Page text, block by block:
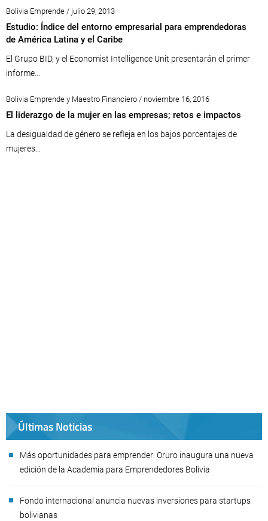
Bolivia Emprende / julio 29, 2013
Estudio: Índice del entorno empresarial para emprendedoras
de América Latina y el Caribe
El Grupo BID, y el Economist Intelligence Unit presentarán el primer
informe...
Bolivia Emprende y Maestro Financiero / noviembre 16, 2016
El liderazgo de la mujer en las empresas; retos e impactos
La desigualdad de género se refleja en los bajos porcentajes de
mujeres...
Últimas Noticias
Más oportunidades para emprender: Oruro inaugura una nueva
edición de la Academia para Emprendedores Bolivia
Fondo internacional anuncia nuevas inversiones para startups
bolivianas